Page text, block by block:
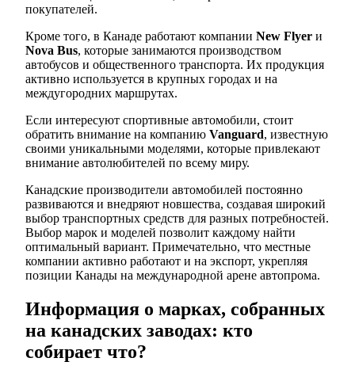
покупателей.
Кроме того, в Канаде работают компании New Flyer и
Nova Bus, которые занимаются производством
автобусов и общественного транспорта. Их продукция
активно используется в крупных городах и на
междугородних маршрутах.
Если интересуют спортивные автомобили, стоит
обратить внимание на компанию Vanguard, известную
своими уникальными моделями, которые привлекают
внимание автолюбителей по всему миру.
Канадские производители автомобилей постоянно
развиваются и внедряют новшества, создавая широкий
выбор транспортных средств для разных потребностей.
Выбор марок и моделей позволит каждому найти
оптимальный вариант. Примечательно, что местные
компании активно работают и на экспорт, укрепляя
позиции Канады на международной арене автопрома.
Информация о марках, собранных
на канадских заводах: кто
собирает что?